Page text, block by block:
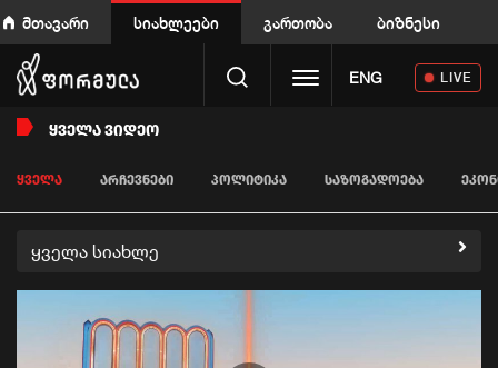
მთავარი სიახლეები გართობა ბიზნესი
Toggle navigation
ENG LIVE
ᲧᲕᲔᲚᲐ ᲕᲘᲓᲔᲝ
ᲧᲕᲔᲚᲐ ᲐᲠᲩᲔᲕᲜᲔᲑᲘ ᲞᲝᲚᲘᲢᲘᲙᲐ ᲡᲐᲖᲝᲒᲐᲓᲝᲔᲑᲐ
ყველა სიახლე